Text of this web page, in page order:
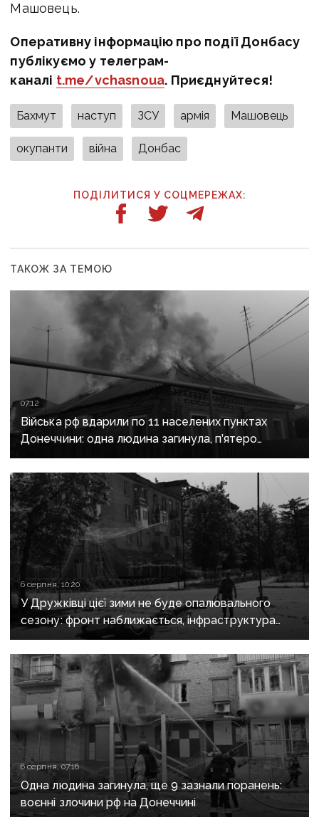
Машовець.
Оперативну інформацію про події Донбасу
публікуємо у телеграм-
каналі t.me/vchasnoua. Приєднуйтеся!
Бахмут наступ ЗСУ армія Машовець
окупанти війна Донбас
ПОДІЛИТИСЯ У СОЦМЕРЕЖАХ:
ТАКОЖ ЗА ТЕМОЮ
07:12
Війська рф вдарили по 11 населених пунктах
Донеччини: одна людина загинула, п’ятеро
поранені
6 серпня, 10:20
У Дружківці цієї зими не буде опалювального
сезону: фронт наближається, інфраструктура
критично зруйнована
6 серпня, 07:16
Одна людина загинула, ще 9 зазнали поранень:
воєнні злочини рф на Донеччині